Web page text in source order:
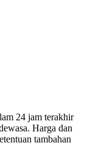
24 jam terakhir
Harga dan
tambahan